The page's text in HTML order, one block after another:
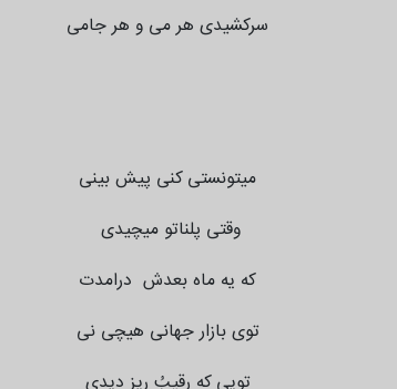
سرکشیدی هر می و هر جامی
میتونستی کنی پیش بینی
وقتی پلناتو میچیدی
که یه ماه بعدش درامدت
توی بازار جهانی هیچی نی
تویی که رقیبُ ریز دیدی